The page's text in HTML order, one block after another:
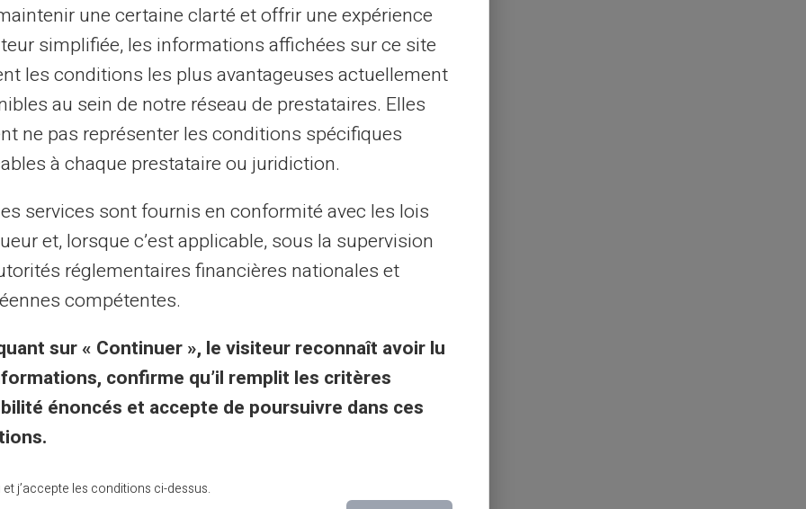
année à lacaf (caisse
que vous bénéficiez bien du montant
important dans votre situation
la caf pour éviter les trop-perçus ou
limites
Droit aux allocations
au chômage actif
Oui, sous conditions
Non
complément familial et
une certaine clarté et offrir une expérience
simplifiée, les informations affichées sur ce site
les conditions les plus avantageuses actuellement
au sein de notre réseau de prestataires. Elles
ne pas représenter les conditions spécifiques
à chaque prestataire ou juridiction.
services sont fournis en conformité avec les lois
et, lorsque c’est applicable, sous la supervision
réglementaires financières nationales et
compétentes.
sur « Continuer », le visiteur reconnaît avoir lu
confirme qu’il remplit les critères
énoncés et accepte de poursuivre dans ces
et j’accepte les conditions ci-dessus.